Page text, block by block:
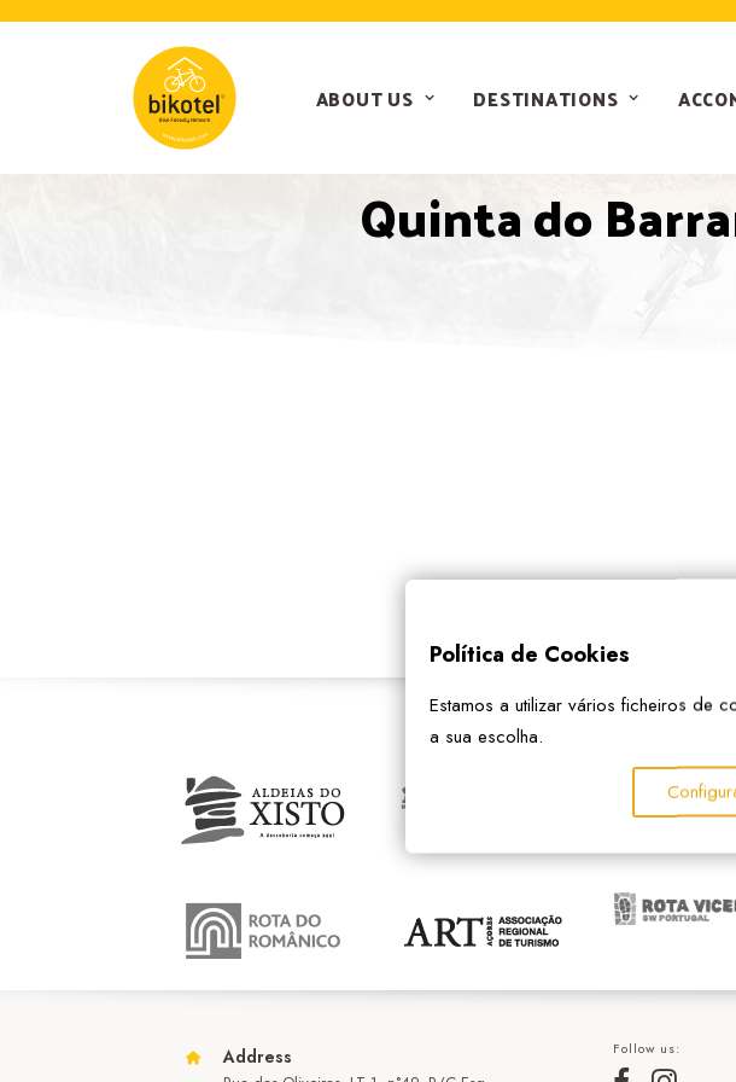
ABOUT US DESTINATIONS
Quinta do
Address Follow us:
Política de Cookies
Estamos a utilizar vários ficheiros de
a sua escolha.